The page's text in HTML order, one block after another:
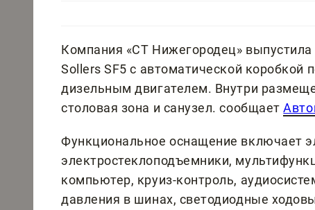
Компания «СТ Нижегородец»
Sollers SF5 с автоматической
дизельным двигателем. Внутри
столовая зона и санузел. сообщает
Функциональное оснащение включает
электростеклоподъемники,
компьютер, круиз-контроль,
давления в шинах, светодиодные